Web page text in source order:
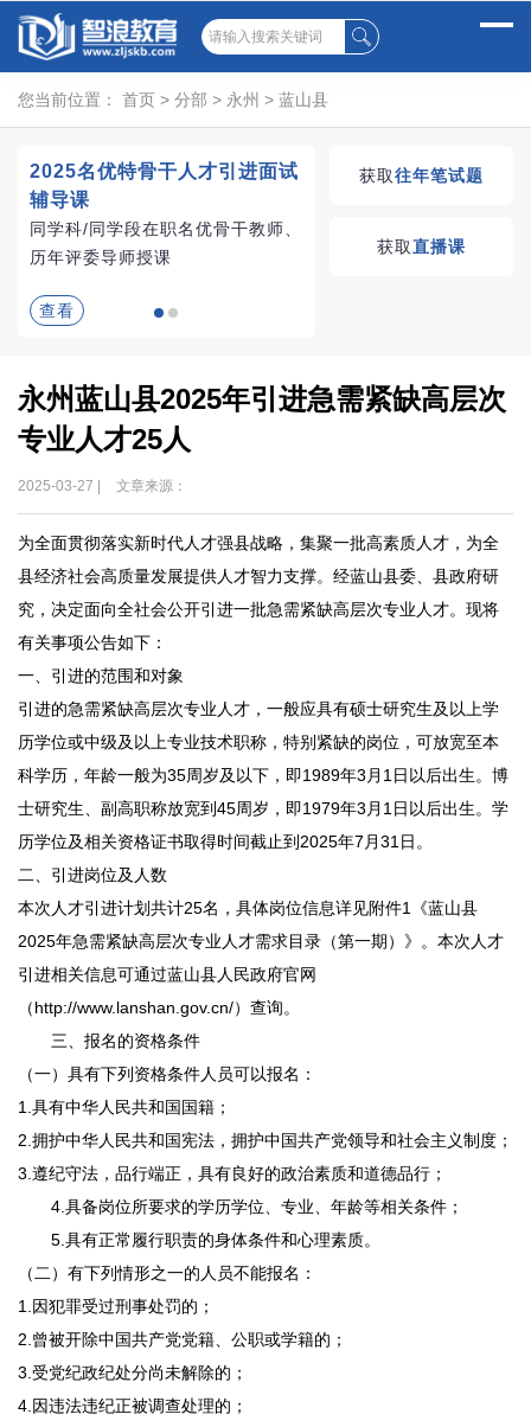
您当前位置： 首页 > 分部 > 永州 > 蓝山县
2025名优特骨干人才引进面试
辅导课
同学科/同学段在职名优骨干教师、
历年评委导师授课
查看
湖南教师招聘考试优
获取往年笔试题
获取直播课
永州蓝山县2025年引进急需紧缺高层次
专业人才25人
2025-03-27 | 文章来源：
为全面贯彻落实新时代人才强县战略，集聚一批高素质人才，为全
县经济社会高质量发展提供人才智力支撑。经蓝山县委、县政府研
究，决定面向全社会公开引进一批急需紧缺高层次专业人才。现将
有关事项公告如下：
一、引进的范围和对象
引进的急需紧缺高层次专业人才，一般应具有硕士研究生及以上学
历学位或中级及以上专业技术职称，特别紧缺的岗位，可放宽至本
科学历，年龄一般为35周岁及以下，即1989年3月1日以后出生。博
士研究生、副高职称放宽到45周岁，即1979年3月1日以后出生。学
历学位及相关资格证书取得时间截止到2025年7月31日。
二、引进岗位及人数
本次人才引进计划共计25名，具体岗位信息详见附件1《蓝山县
2025年急需紧缺高层次专业人才需求目录（第一期）》。本次人才
引进相关信息可通过蓝山县人民政府官网
（http://www.lanshan.gov.cn/）查询。
三、报名的资格条件
（一）具有下列资格条件人员可以报名：
1.具有中华人民共和国国籍；
2.拥护中华人民共和国宪法，拥护中国共产党领导和社会主义制度；
3.遵纪守法，品行端正，具有良好的政治素质和道德品行；
4.具备岗位所要求的学历学位、专业、年龄等相关条件；
5.具有正常履行职责的身体条件和心理素质。
（二）有下列情形之一的人员不能报名：
1.因犯罪受过刑事处罚的；
2.曾被开除中国共产党党籍、公职或学籍的；
3.受党纪政纪处分尚未解除的；
4.因违法违纪正被调查处理的；